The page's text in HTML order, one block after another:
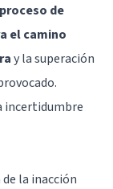
de
el camino
y la superación
incertidumbre
la inacción